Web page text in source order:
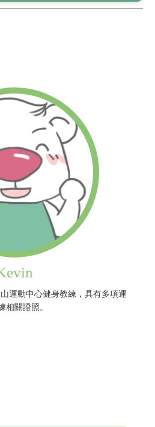
運動中心健身教練，具有多項運
相關證照。